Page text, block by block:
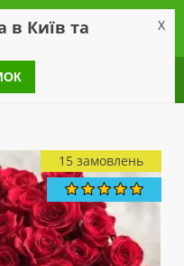
15 замовлень
в Київ та X